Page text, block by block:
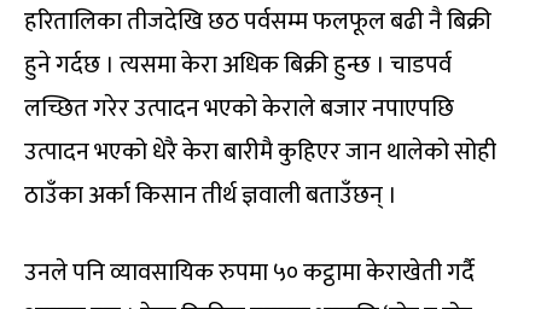
हरितालिका तीजदेखि छठ पर्वसम्म फलफूल बढी नै बिक्री
हुने गर्दछ । त्यसमा केरा अधिक बिक्री हुन्छ । चाडपर्व
लच्छित गरेर उत्पादन भएको केराले बजार नपाएपछि
उत्पादन भएको धेरै केरा बारीमै कुहिएर जान थालेको सोही
ठाउँका अर्का किसान तीर्थ ज्ञवाली बताउँछन् ।
उनले पनि व्यावसायिक रुपमा ५० कट्ठामा केराखेती गर्दै